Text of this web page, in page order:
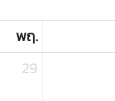
พฤ.
29